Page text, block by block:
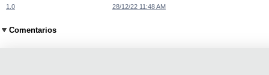
1.0 28/12/22 11:48 AM
Comentarios